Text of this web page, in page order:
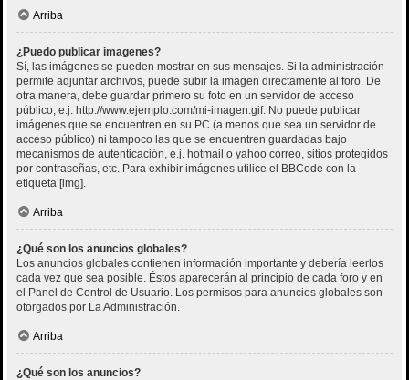
Arriba
¿Puedo publicar imagenes?
Sí, las imágenes se pueden mostrar en sus mensajes. Si la administración
permite adjuntar archivos, puede subir la imagen directamente al foro. De
otra manera, debe guardar primero su foto en un servidor de acceso
público, e.j. http://www.ejemplo.com/mi-imagen.gif. No puede publicar
imágenes que se encuentren en su PC (a menos que sea un servidor de
acceso público) ni tampoco las que se encuentren guardadas bajo
mecanismos de autenticación, e.j. hotmail o yahoo correo, sitios protegidos
por contraseñas, etc. Para exhibir imágenes utilice el BBCode con la
etiqueta [img].
Arriba
¿Qué son los anuncios globales?
Los anuncios globales contienen información importante y debería leerlos
cada vez que sea posible. Éstos aparecerán al principio de cada foro y en
el Panel de Control de Usuario. Los permisos para anuncios globales son
otorgados por La Administración.
Arriba
¿Qué son los anuncios?